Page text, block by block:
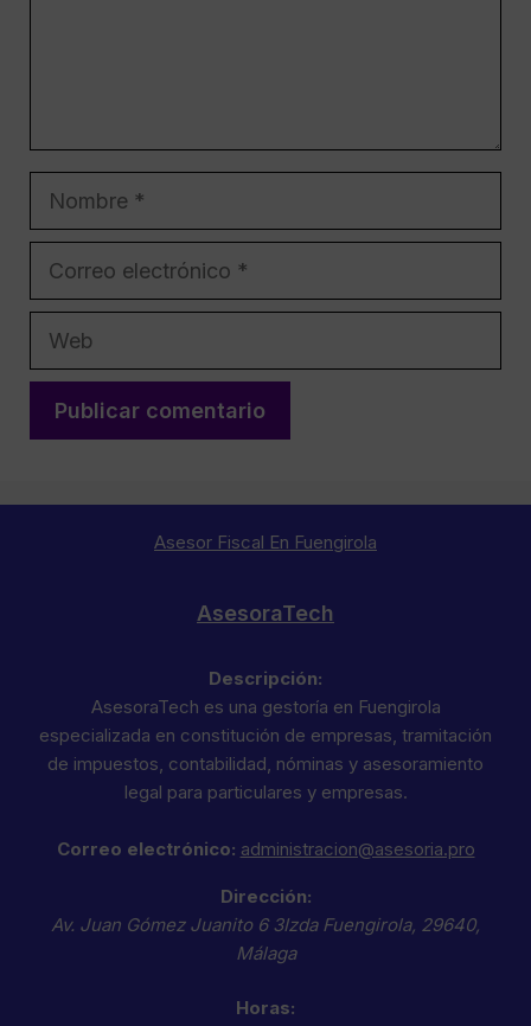
Nombre
Correo
Web
Asesor Fiscal En Fuengirola
AsesoraTech
Descripción:
AsesoraTech es una gestoría en Fuengirola
especializada en constitución de empresas, tramitación
de impuestos, contabilidad, nóminas y asesoramiento
legal para particulares y empresas.
Correo electrónico: administracion@asesoria.pro
Dirección:
Av. Juan Gómez Juanito 6 3Izda Fuengirola, 29640,
Málaga
Horas: